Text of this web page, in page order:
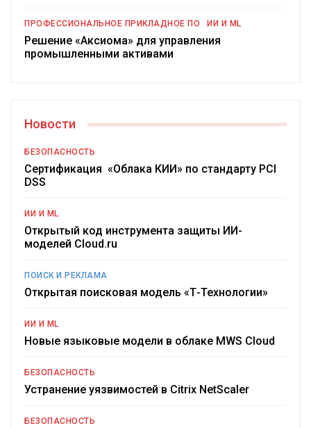
ПРОФЕССИОНАЛЬНОЕ ПРИКЛАДНОЕ ПО ИИ И ML
Решение «Аксиома» для управления
промышленными активами
Новости
БЕЗОПАСНОСТЬ
Сертификация «Облака КИИ» по стандарту PCI
DSS
ИИ И ML
Открытый код инструмента защиты ИИ-
моделей Cloud.ru
ПОИСК И РЕКЛАМА
Открытая поисковая модель «Т-Технологии»
ИИ И ML
Новые языковые модели в облаке MWS Cloud
БЕЗОПАСНОСТЬ
Устранение уязвимостей в Citrix NetScaler
БЕЗОПАСНОСТЬ